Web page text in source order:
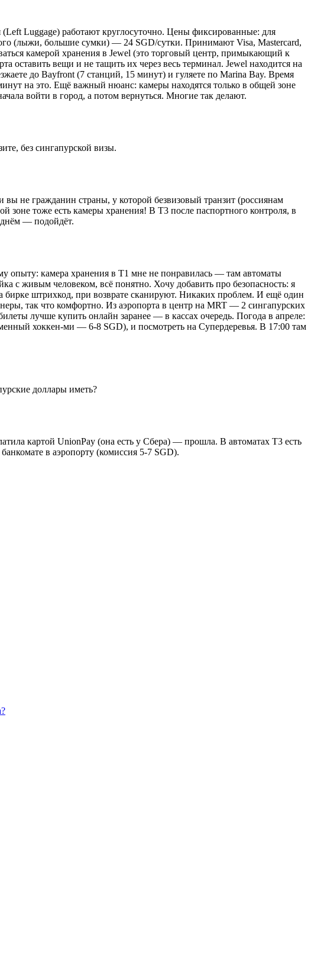
Luggage) работают круглосуточно. Цены фиксированные: для
(лыжи, большие сумки) — 24 SGD/сутки. Принимают Visa, Mastercard,
камерой хранения в Jewel (это торговый центр, примыкающий к
оставить вещи и не тащить их через весь терминал. Jewel находится на
до Bayfront (7 станций, 15 минут) и гуляете по Marina Bay. Время
на это. Ещё важный нюанс: камеры находятся только в общей зоне
войти в город, а потом вернуться. Многие так делают.
без сингапурской визы.
не гражданин страны, у которой безвизовый транзит (россиянам
тоже есть камеры хранения! В T3 после паспортного контроля, в
днём — подойдёт.
опыту: камера хранения в T1 мне не понравилась — там автоматы
с живым человеком, всё понятно. Хочу добавить про безопасность: я
штрихкод, при возврате сканируют. Никаких проблем. И ещё один
так что комфортно. Из аэропорта в центр на MRT — 2 сингапурских
лучше купить онлайн заранее — в кассах очередь. Погода в апреле:
хоккен-ми — 6-8 SGD), и посмотреть на Супердеревья. В 17:00 там
доллары иметь?
картой UnionPay (она есть у Сбера) — прошла. В автоматах T3 есть
в аэропорту (комиссия 5-7 SGD).